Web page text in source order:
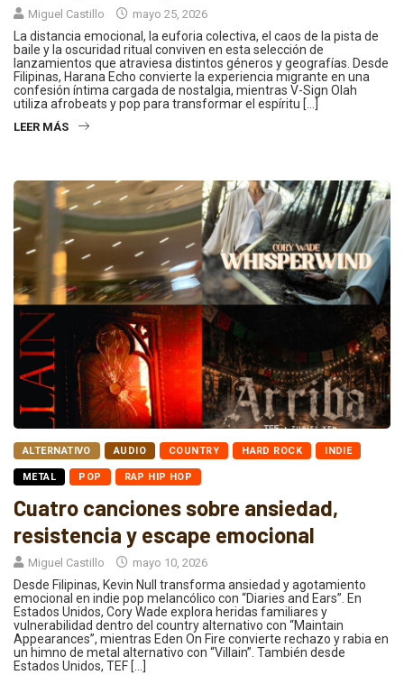
Miguel Castillo mayo 25, 2026
La distancia emocional, la euforia colectiva, el caos de la pista de
baile y la oscuridad ritual conviven en esta selección de
lanzamientos que atraviesa distintos géneros y geografías. Desde
Filipinas, Harana Echo convierte la experiencia migrante en una
confesión íntima cargada de nostalgia, mientras V-Sign Olah
utiliza afrobeats y pop para transformar el espíritu […]
LEER MÁS
ALTERNATIVO AUDIO COUNTRY HARD ROCK INDIE
METAL POP RAP HIP HOP
Cuatro canciones sobre ansiedad,
resistencia y escape emocional
Miguel Castillo mayo 10, 2026
Desde Filipinas, Kevin Null transforma ansiedad y agotamiento
emocional en indie pop melancólico con “Diaries and Ears”. En
Estados Unidos, Cory Wade explora heridas familiares y
vulnerabilidad dentro del country alternativo con “Maintain
Appearances”, mientras Eden On Fire convierte rechazo y rabia en
un himno de metal alternativo con “Villain”. También desde
Estados Unidos, TEF […]